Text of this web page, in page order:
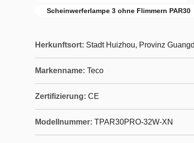
Scheinwerferlampe 3 ohne Flimmern PAR30
Herkunftsort: Stadt Huizhou, Provinz
Markenname: Teco
Zertifizierung: CE
Modellnummer: TPAR30PRO-32W-XN